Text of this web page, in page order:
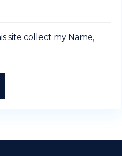
site collect my Name,